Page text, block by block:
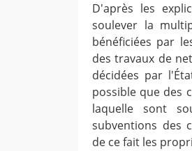
D'après les
soulever la
bénéficiées par
des travaux de
décidées par
possible que des
laquelle sont
subventions des
de ce fait les